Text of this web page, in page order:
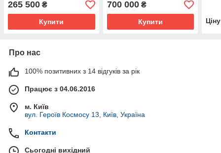
265 500 ₴
Купити
700 000₴
Купити
Про нас
100% позитивних з 14 відгуків за рік
Працює з 04.06.2016
м. Київ
вул. Героїв Космосу 13, Київ, Україна
Контакти
Сьогодні вихідний